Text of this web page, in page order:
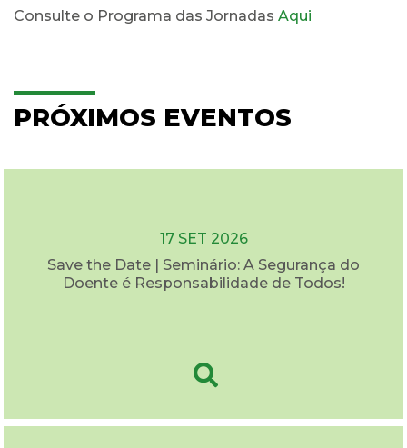
Consulte o Programa das Jornadas Aqui
PRÓXIMOS EVENTOS
17 SET 2026
Save the Date | Seminário: A Segurança do
Doente é Responsabilidade de Todos!